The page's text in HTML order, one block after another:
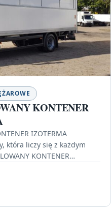
KONTENER
IZOTERMA
która liczy się z każdym
KONTENER